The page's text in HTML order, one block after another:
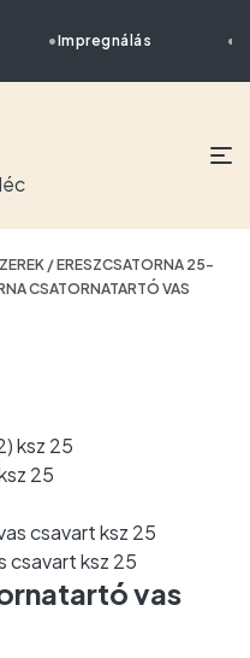
Impregnálás
/ERESZCSATORNA 25-
CSATORNATARTÓ VAS
25
ksz 25
vas